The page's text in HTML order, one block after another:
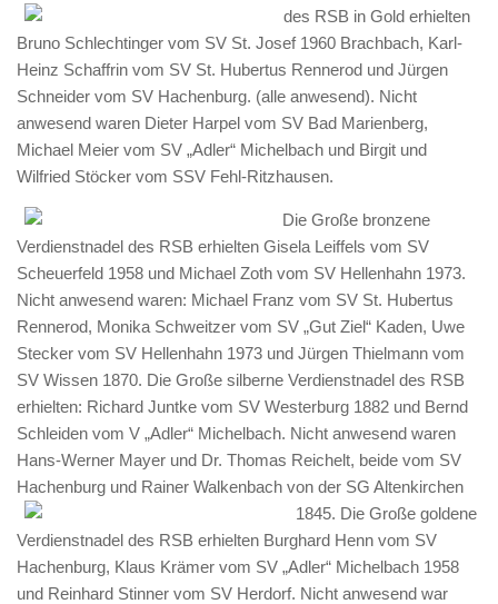
des RSB in Gold erhielten
Bruno Schlechtinger vom SV St. Josef 1960 Brachbach, Karl-
Heinz Schaffrin vom SV St. Hubertus Rennerod und Jürgen
Schneider vom SV Hachenburg. (alle anwesend). Nicht
anwesend waren Dieter Harpel vom SV Bad Marienberg,
Michael Meier vom SV „Adler“ Michelbach und Birgit und
Wilfried Stöcker vom SSV Fehl-Ritzhausen.
Die Große bronzene
Verdienstnadel des RSB erhielten Gisela Leiffels vom SV
Scheuerfeld 1958 und Michael Zoth vom SV Hellenhahn 1973.
Nicht anwesend waren: Michael Franz vom SV St. Hubertus
Rennerod, Monika Schweitzer vom SV „Gut Ziel“ Kaden, Uwe
Stecker vom SV Hellenhahn 1973 und Jürgen Thielmann vom
SV Wissen 1870. Die Große silberne Verdienstnadel des RSB
erhielten: Richard Juntke vom SV Westerburg 1882 und Bernd
Schleiden vom V „Adler“ Michelbach. Nicht anwesend waren
Hans-Werner Mayer und Dr. Thomas Reichelt, beide vom SV
Hachenburg und Rainer Walkenbach von der SG Altenkirchen
1845. Die Große goldene
Verdienstnadel des RSB erhielten Burghard Henn vom SV
Hachenburg, Klaus Krämer vom SV „Adler“ Michelbach 1958
und Reinhard Stinner vom SV Herdorf. Nicht anwesend war